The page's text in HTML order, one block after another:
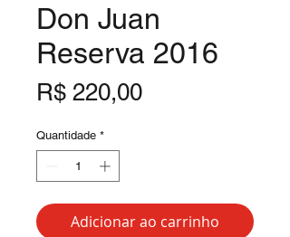
Don Juan
Reserva 2016
R$ 220,00Preço
Quantidade *
Adicionar ao carrinho